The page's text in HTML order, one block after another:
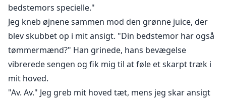
bedstemors specielle."
Jeg kneb øjnene sammen mod den grønne juice, der
blev skubbet op i mit ansigt. "Din bedstemor har også
tømmermænd?" Han grinede, hans bevægelse
vibrerede sengen og fik mig til at føle et skarpt træk i
mit hoved.
"Av. Av." Jeg greb mit hoved tæt, mens jeg skar ansigt